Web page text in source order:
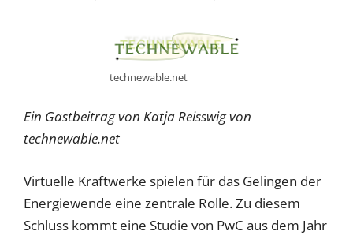
technewable.net
Ein Gastbeitrag von Katja Reisswig von
technewable.net
Virtuelle Kraftwerke spielen für das Gelingen der
Energiewende eine zentrale Rolle. Zu diesem
Schluss kommt eine Studie von PwC aus dem Jahr